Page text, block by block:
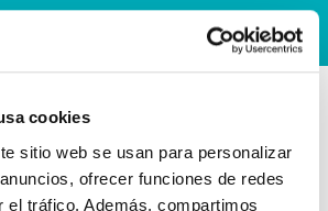
cookies
sitio web se usan para personalizar
ofrecer funciones de redes
el tráfico. Además, compartimos